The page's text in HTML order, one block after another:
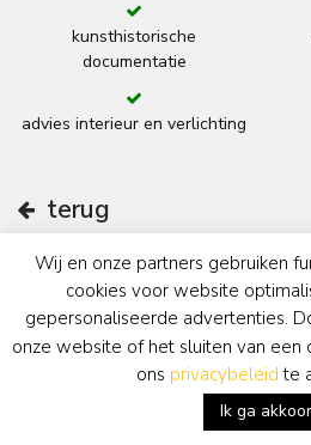
kunsthistorische
documentatie
advies interieur en verlichting
terug
Kunsthandel
De Salons van de 19e Eeuw
Wij en onze partners gebruiken
cookies voor website
gepersonaliseerde advertenties.
onze website of het sluiten van een
ons privacybeleid te
Ik ga